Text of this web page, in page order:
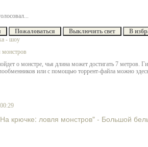
Пожаловаться Выключить свет
В
- шоу
о монстре, чья длина может достигать 7 метров.
или с помощью торрент-файла можно
крючке: ловля монстров" - Большой